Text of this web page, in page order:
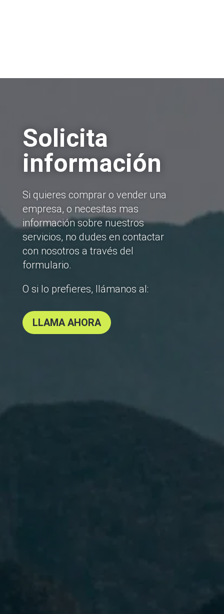
Solicita
información
Si quieres comprar o vender una
empresa, o necesitas mas
información sobre nuestros
servicios, no dudes en contactar
con nosotros a través del
formulario.
O si lo prefieres, llámanos al:
LLAMA AHORA